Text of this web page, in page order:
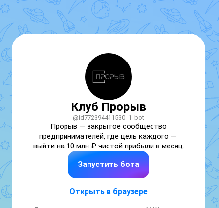
Клуб Прорыв
@id772394411530_1_bot
Прорыв — закрытое сообщество
предпринимателей, где цель каждого —
выйти на 10 млн ₽ чистой прибыли в месяц.
Запустить бота
Открыть в браузере